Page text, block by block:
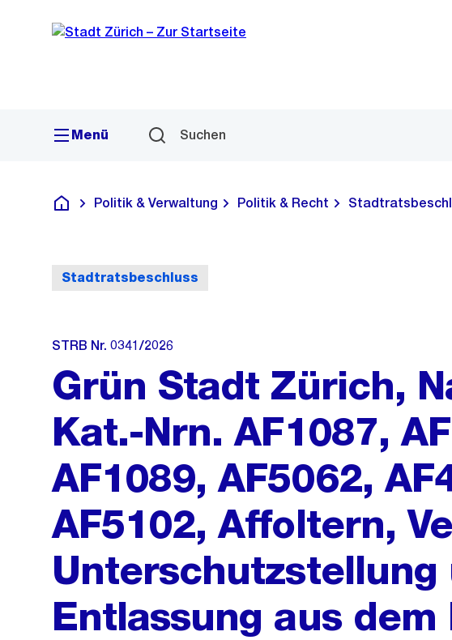
Navigation
Sprunglink
Menü Suchen
Deutsch
Politik & Verwaltung Politik & Recht
Stadtratsbeschluss
STRB Nr. 0341/2026
Grün Stadt Zürich,
Kat.-Nrn. AF1087,
AF1089, AF5062,
AF5102, Affoltern,
Unterschutzstellung
Entlassung aus